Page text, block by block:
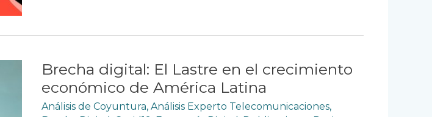
Brecha digital: El Lastre en el crecimiento
económico de América Latina
Análisis de Coyuntura, Análisis Experto Telecomunicaciones,